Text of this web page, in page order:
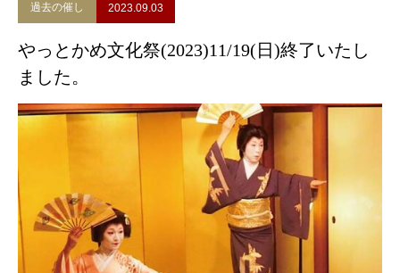
過去の催し 2023.09.03
やっとかめ文化祭(2023)11/19(日)終了いたし
ました。